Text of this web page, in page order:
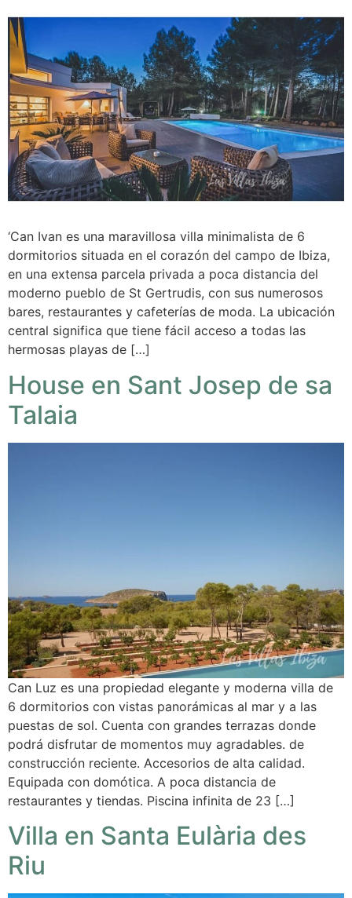
‘Can Ivan es una maravillosa villa minimalista de 6
dormitorios situada en el corazón del campo de Ibiza,
en una extensa parcela privada a poca distancia del
moderno pueblo de St Gertrudis, con sus numerosos
bares, restaurantes y cafeterías de moda. La ubicación
central significa que tiene fácil acceso a todas las
hermosas playas de […]
House en Sant Josep de sa
Talaia
Can Luz es una propiedad elegante y moderna villa de
6 dormitorios con vistas panorámicas al mar y a las
puestas de sol. Cuenta con grandes terrazas donde
podrá disfrutar de momentos muy agradables. de
construcción reciente. Accesorios de alta calidad.
Equipada con domótica. A poca distancia de
restaurantes y tiendas. Piscina infinita de 23 […]
Villa en Santa Eulària des
Riu